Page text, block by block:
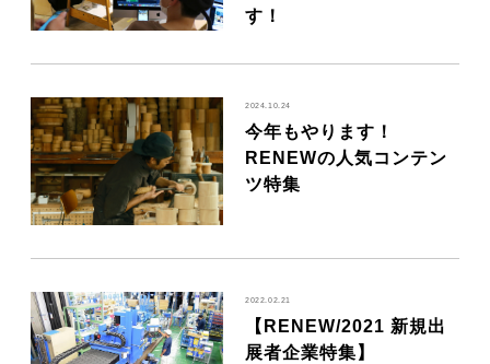
す！
2024.10.24
今年もやります！
RENEWの人気コンテン
ツ特集
2022.02.21
【RENEW/2021 新規出
展者企業特集】